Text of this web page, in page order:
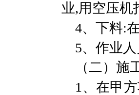
业,用空压机
4、下料:
5、作业
（二）施
1、在甲